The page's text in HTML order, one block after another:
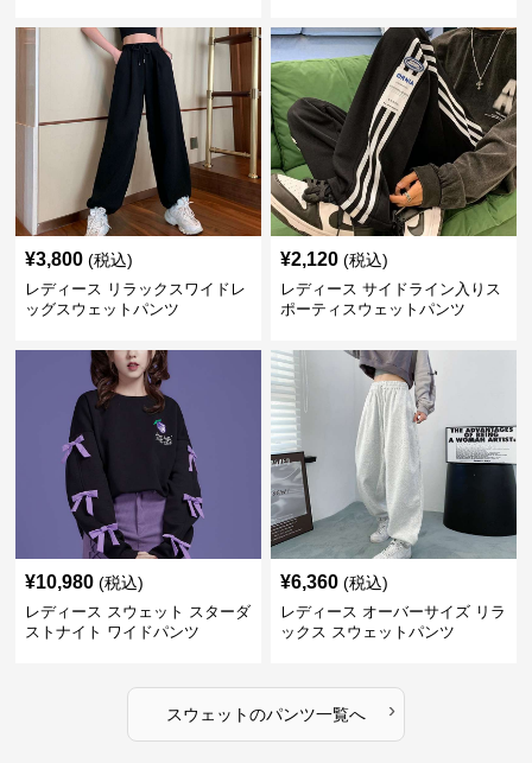
¥3,800 (税込)
レディース リラックスワイドレ
ッグスウェットパンツ
¥2,120 (税込)
レディース サイドライン入りス
ポーティスウェットパンツ
¥10,980 (税込)
レディース スウェット スターダ
ストナイト ワイドパンツ
¥6,360 (税込)
レディース オーバーサイズ リラ
ックス スウェットパンツ
スウェットのパンツ一覧へ ›